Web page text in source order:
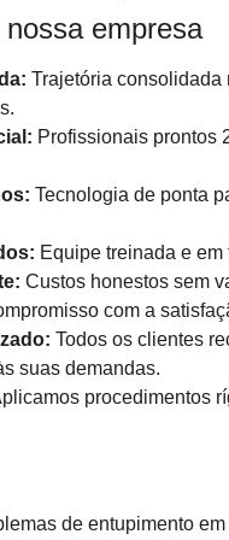
empresa
Trajetória consolidada
Profissionais prontos
Tecnologia de ponta
Equipe treinada e
Custos honestos sem
com a
Todos os clientes
suas demandas.
procedimentos
de entupimento